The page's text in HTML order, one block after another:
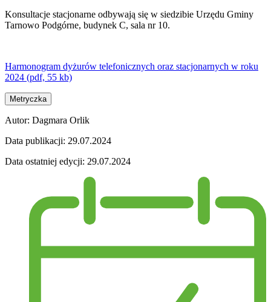
Konsultacje stacjonarne odbywają się w siedzibie Urzędu Gminy
Tarnowo Podgórne, budynek C, sala nr 10.
Harmonogram dyżurów telefonicznych oraz stacjonarnych w roku
2024 (pdf, 55 kb)
Metryczka
Autor: Dagmara Orlik
Data publikacji: 29.07.2024
Data ostatniej edycji: 29.07.2024